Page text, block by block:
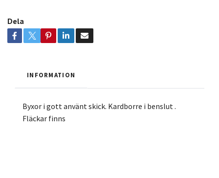
Dela
INFORMATION
Byxor i gott använt skick. Kardborre i benslut .
Fläckar finns